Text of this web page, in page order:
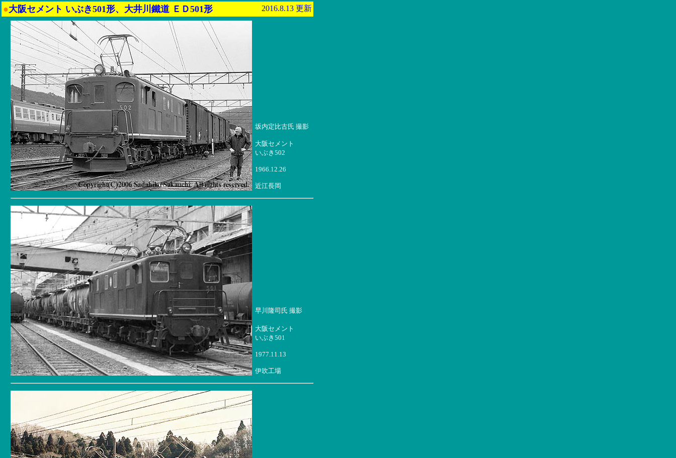
●大阪セメント いぶき501形、大井川鐵道 ＥＤ501形 2016.8.13 更新
坂内定比古氏 撮影
大阪セメント
いぶき502
1966.12.26
近江長岡
早川隆司氏 撮影
大阪セメント
いぶき501
1977.11.13
伊吹工場